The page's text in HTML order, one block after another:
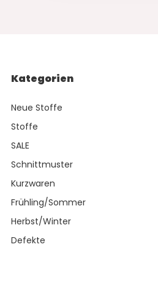
Kategorien
Neue Stoffe
Stoffe
SALE
Schnittmuster
Kurzwaren
Frühling/Sommer
Herbst/Winter
Defekte